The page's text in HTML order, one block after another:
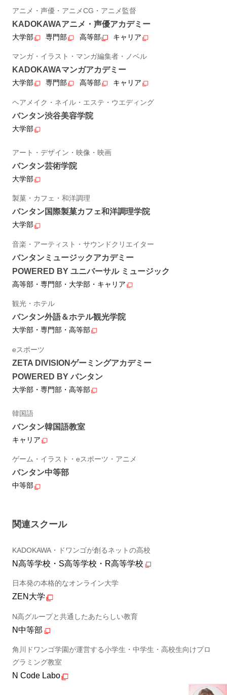
アニメ・声優・アニメCG・アニメ監督
KADOKAWAアニメ・声優アカデミー
大学部 専門部 高等部 キャリア
マンガ・イラスト・マンガ編集者・ノベル
KADOKAWAマンガアカデミー
大学部 専門部 高等部 キャリア
ヘアメイク・ネイル・エステ・ウエディング
バンタン渋谷美容学院
大学部
アート・デザイン・映像・映画
バンタン芸術学院
大学部
製菓・カフェ・和洋調理
バンタン国際製菓カフェ和洋調理学院
大学部
音楽・アーティスト・サウンドクリエイター
バンタンミュージックアカデミー
POWERED BY ユニバーサル ミュージック
高等部・専門部・大学部・キャリア
観光・ホテル
バンタン外語＆ホテル観光学院
大学部・専門部・高等部
eスポーツ
ZETA DIVISIONゲーミングアカデミー
POWERED BY バンタン
大学部・専門部・高等部
韓国語
バンタン韓国語教室
キャリア
ゲーム・イラスト・eスポーツ・アニメ
バンタン中等部
中等部
関連スクール
KADOKAWA・ドワンゴが創るネットの高校
N高等学校・S高等学校・R高等学校
日本発の本格的なオンライン大学
ZEN大学
N高グループと共通したあたらしい教育
N中等部
角川ドワンゴ学園が運営する小学生・中学生・高校生向けプロ
グラミング教室
N Code Labo